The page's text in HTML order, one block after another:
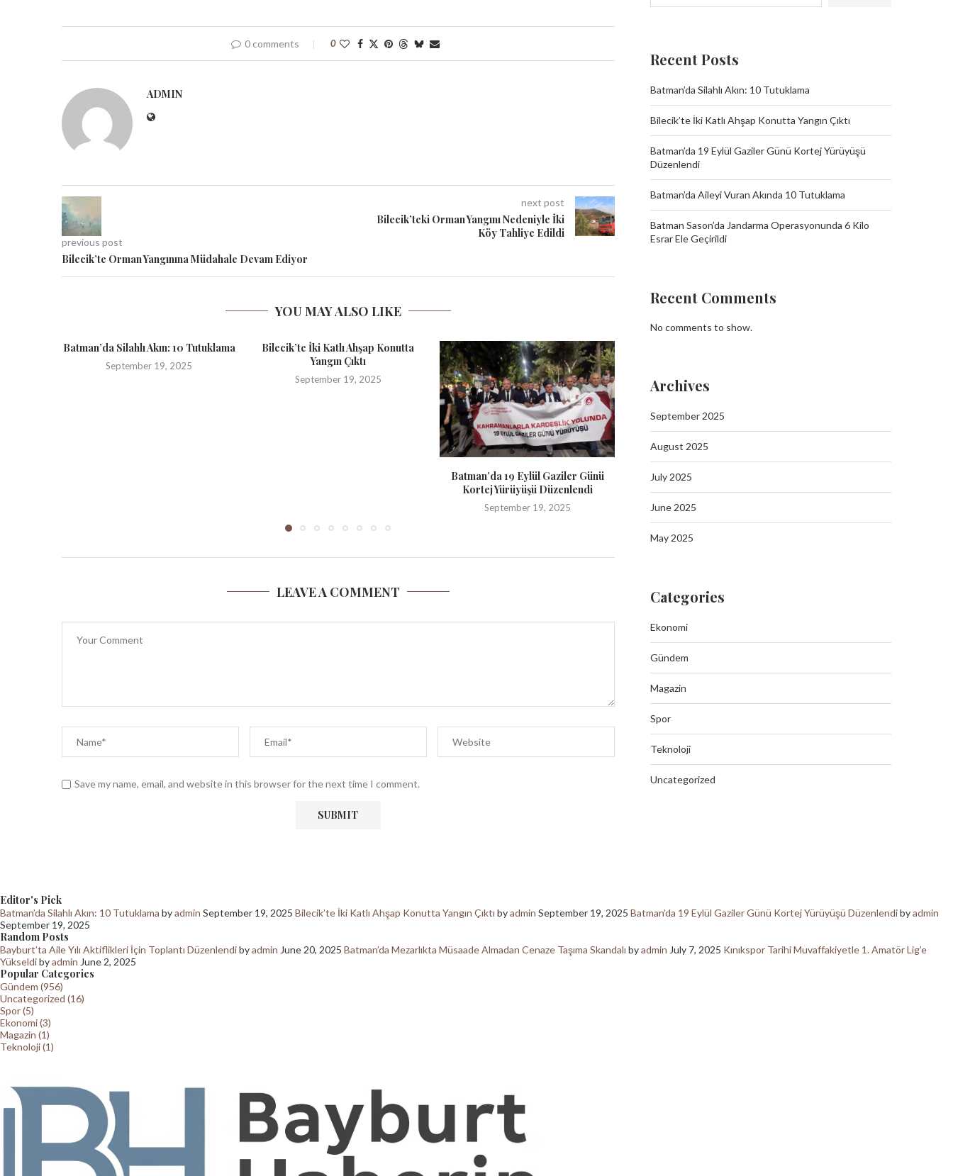
0 comments 0
ADMIN
previous post
Bilecik’te Orman Yangınına Müdahale Devam Ediyor
next post
Bilecik’teki Orman Yangını Nedeniyle İki
Köy Tahliye Edildi
YOU MAY ALSO LIKE
Batman’da Silahlı Akın: 10 Tutuklama
September 19, 2025
Bilecik’te İki Katlı Ahşap Konutta
Yangın Çıktı
September 19, 2025
Batman’da 19 Eylül Gaziler Günü
Kortej Yürüyüşü Düzenlendi
September 19, 2025
September 19, 2025
Operasyonunda 6 Kilo
LEAVE A COMMENT
Save my name, email, and website in this browser for the next time I comment.
Recent Posts
Batman’da Silahlı Akın: 10 Tutuklama
Bilecik’te İki Katlı Ahşap Konutta Yangın Çıktı
Batman’da 19 Eylül Gaziler Günü Kortej Yürüyüşü
Düzenlendi
Batman’da Aileyi Vuran Akında 10 Tutuklama
Batman Sason’da Jandarma Operasyonunda 6 Kilo
Esrar Ele Geçirildi
Recent Comments
No comments to show.
Archives
September 2025
August 2025
July 2025
June 2025
May 2025
Categories
Ekonomi
Gündem
Magazin
Spor
Teknoloji
Uncategorized
Editor's Pick
Batman’da Silahlı Akın: 10 Tutuklama byadmin September 19, 2025 Bilecik’te İki Katlı Ahşap Konutta Yangın Çıktı byadmin September 19, 2025 Batman’da 19 Eylül Gaziler Günü Kortej Yürüyüşü Düzenlendibyadmin
September 19, 2025
Random Posts
Bayburt’ta Aile Yılı Aktiflikleri İçin Toplantı Düzenlendibyadmin June 20, 2025 Batman’da Mezarlıkta Müsaade Almadan Cenaze Taşıma Skandalı byadmin July 7, 2025 Kınıkspor Tarihi Muvaffakiyetle 1. Amatör Lig’e
Yükseldibyadmin June 2, 2025
Popular Categories
Gündem (956)
Uncategorized (16)
Spor (5)
Ekonomi (3)
Magazin (1)
Teknoloji (1)